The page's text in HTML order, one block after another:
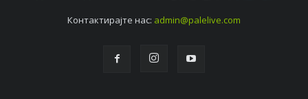
Контактирајтe нас: admin@palelive.com